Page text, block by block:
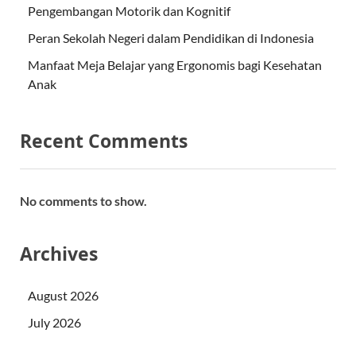
Pengembangan Motorik dan Kognitif
Peran Sekolah Negeri dalam Pendidikan di Indonesia
Manfaat Meja Belajar yang Ergonomis bagi Kesehatan
Anak
Recent Comments
No comments to show.
Archives
August 2026
July 2026